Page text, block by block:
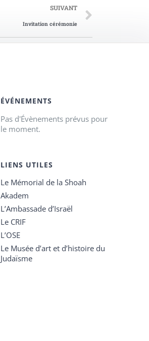
SUIVANT
Invitation cérémonie
ÉVÉNEMENTS
Pas d'Évènements prévus pour
le moment.
LIENS UTILES
Le Mémorial de la Shoah
Akadem
L’Ambassade d’Israël
Le CRIF
L’OSE
Le Musée d’art et d’histoire du
Judaïsme